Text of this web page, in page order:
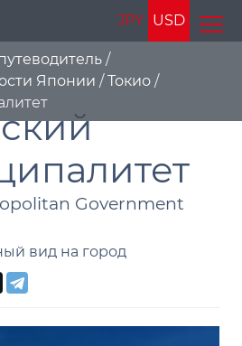
JPY USD
/
Японии / Токио /
Government
вид на город